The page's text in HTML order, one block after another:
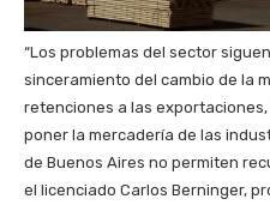
“Los problemas del sector
sinceramiento del cambio de la
retenciones a las
poner la mercadería de las
de Buenos Aires no permiten
el licenciado Carlos Berninger,